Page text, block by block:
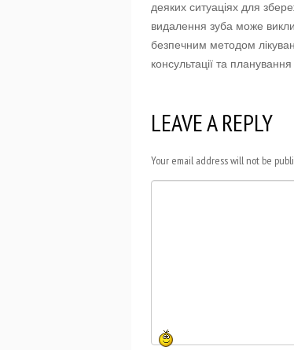
деяких ситуаціях для
видалення зуба може
безпечним методом
консультації та
LEAVE A REPLY
Your email address will not be